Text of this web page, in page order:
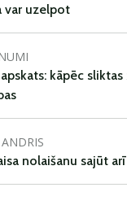
var uzelpot
kāpēc
nolaišanu sajūt